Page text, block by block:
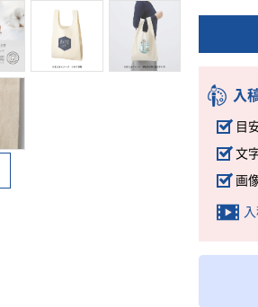
入
目
文
画